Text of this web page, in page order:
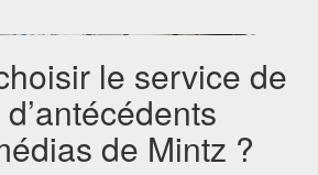
le service de
de Mintz ?